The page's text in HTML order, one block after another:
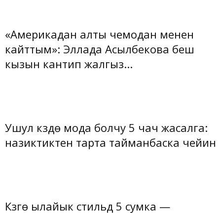
«Америкадан алты чемодан менен
кайттым»: Эллада Асылбекова беш
кызын кантип жалгыз...
Ушул күздө мода болчу 5 чач жасалга:
назиктиктен тарта тайманбаска чейин
Күзгө ылайык стильдүү 5 сумка —